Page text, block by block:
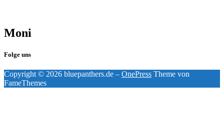
Moni
Folge uns
Copyright © 2026 bluepanthers.de – OnePress Theme von
FameThemes